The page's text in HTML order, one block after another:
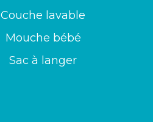
Couche lavable
Mouche bébé
Sac à langer